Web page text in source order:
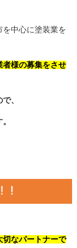
を中心に塗装業を
者様の募集をさせ
、
切なパートナーで